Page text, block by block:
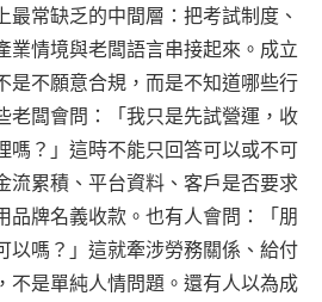
最常缺乏的中間層：把考試制度、
業情境與老闆語言串接起來。成立
是不願意合規，而是不知道哪些行
老闆會問：「我只是先試營運，收
嗎？」這時不能只回答可以或不可
流累積、平台資料、客戶是否要求
品牌名義收款。也有人會問：「朋
以嗎？」這就牽涉勞務關係、給付
不是單純人情問題。還有人以為成